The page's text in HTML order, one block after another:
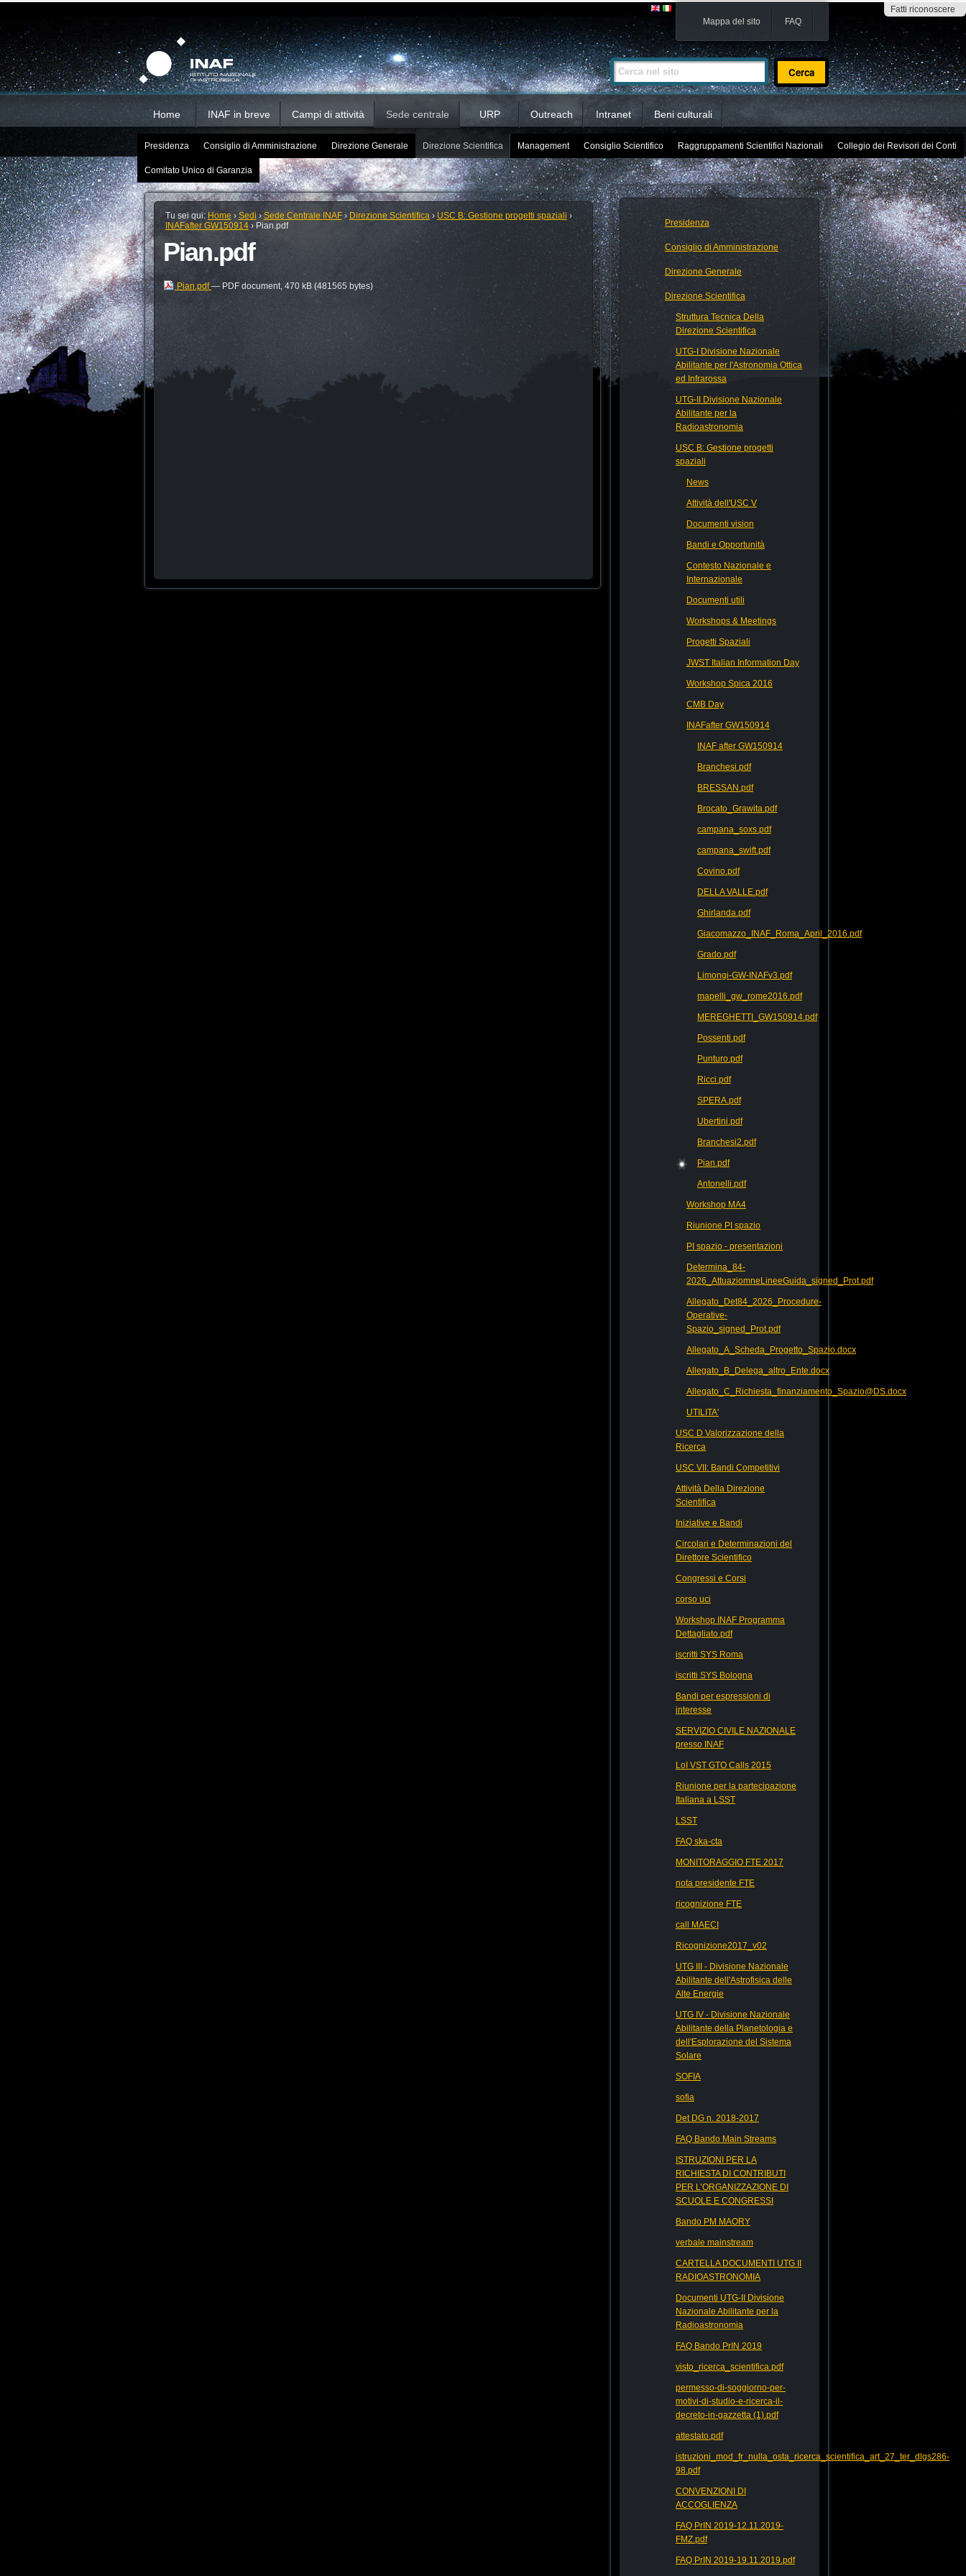
Fatti riconoscere
contenuti.
Salta
alla
navigazione
Mappa del sito FAQ
Cerca nel sito
Ricerca
avanzata…
Home INAF in breve Campi di attività Sede centrale URP Outreach Intranet Beni culturali
Presidenza Consiglio di Amministrazione Direzione Generale Direzione Scientifica Management Consiglio Scientifico Raggruppamenti Scientifici Nazionali Collegio dei Revisori dei Conti
Comitato Unico di Garanzia
Tu sei qui: Home › Sedi › Sede Centrale INAF › Direzione Scientifica › USC B: Gestione progetti spaziali ›
INAFafter GW150914 › Pian.pdf
Pian.pdf
Pian.pdf— PDF document, 470 kB (481565 bytes)
Presidenza
Consiglio di Amministrazione
Direzione Generale
Direzione Scientifica
Struttura Tecnica Della
Direzione Scientifica
UTG-I Divisione Nazionale
Abilitante per l'Astronomia Ottica
ed Infrarossa
UTG-II Divisione Nazionale
Abilitante per la
Radioastronomia
USC B: Gestione progetti
spaziali
News
Attività dell'USC V
Documenti vision
Bandi e Opportunità
Contesto Nazionale e
Internazionale
Documenti utili
Workshops & Meetings
Progetti Spaziali
JWST Italian Information Day
Workshop Spica 2016
CMB Day
INAFafter GW150914
INAF after GW150914
Branchesi.pdf
BRESSAN.pdf
Brocato_Grawita.pdf
campana_soxs.pdf
campana_swift.pdf
Covino.pdf
DELLA VALLE.pdf
Ghirlanda.pdf
Giacomazzo_INAF_Roma_April_2016.pdf
Grado.pdf
Limongi-GW-INAFv3.pdf
mapelli_gw_rome2016.pdf
MEREGHETTI_GW150914.pdf
Possenti.pdf
Punturo.pdf
Ricci.pdf
SPERA.pdf
Ubertini.pdf
Branchesi2.pdf
Pian.pdf
Antonelli.pdf
Workshop MA4
Riunione PI spazio
PI spazio - presentazioni
Determina_84-
2026_AttuaziomneLineeGuida_signed_Prot.pdf
Allegato_Det84_2026_Procedure-
Operative-
Spazio_signed_Prot.pdf
Allegato_A_Scheda_Progetto_Spazio.docx
Allegato_B_Delega_altro_Ente.docx
Allegato_C_Richiesta_finanziamento_Spazio@DS.docx
UTILITA'
USC D Valorizzazione della
Ricerca
USC VII: Bandi Competitivi
Attività Della Direzione
Scientifica
Iniziative e Bandi
Circolari e Determinazioni del
Direttore Scientifico
Congressi e Corsi
corso uci
Workshop INAF Programma
Dettagliato.pdf
iscritti SYS Roma
iscritti SYS Bologna
Bandi per espressioni di
interesse
SERVIZIO CIVILE NAZIONALE
presso INAF
LoI VST GTO Calls 2015
Riunione per la partecipazione
Italiana a LSST
LSST
FAQ ska-cta
MONITORAGGIO FTE 2017
nota presidente FTE
ricognizione FTE
call MAECI
Ricognizione2017_v02
UTG III - Divisione Nazionale
Abilitante dell'Astrofisica delle
Alte Energie
UTG IV - Divisione Nazionale
Abilitante della Planetologia e
dell'Esplorazione del Sistema
Solare
SOFIA
sofia
Det DG n. 2018-2017
FAQ Bando Main Streams
ISTRUZIONI PER LA
RICHIESTA DI CONTRIBUTI
PER L’ORGANIZZAZIONE DI
SCUOLE E CONGRESSI
Bando PM MAORY
verbale mainstream
CARTELLA DOCUMENTI UTG II
RADIOASTRONOMIA
Documenti UTG-II Divisione
Nazionale Abilitante per la
Radioastronomia
FAQ Bando PrIN 2019
visto_ricerca_scientifica.pdf
permesso-di-soggiorno-per-
motivi-di-studio-e-ricerca-il-
decreto-in-gazzetta (1).pdf
attestato.pdf
istruzioni_mod_fr_nulla_osta_ricerca_scientifica_art_27_ter_dlgs286-
98.pdf
CONVENZIONI DI
ACCOGLIENZA
FAQ PrIN 2019-12.11.2019-
FMZ.pdf
FAQ PrIN 2019-19.11.2019.pdf